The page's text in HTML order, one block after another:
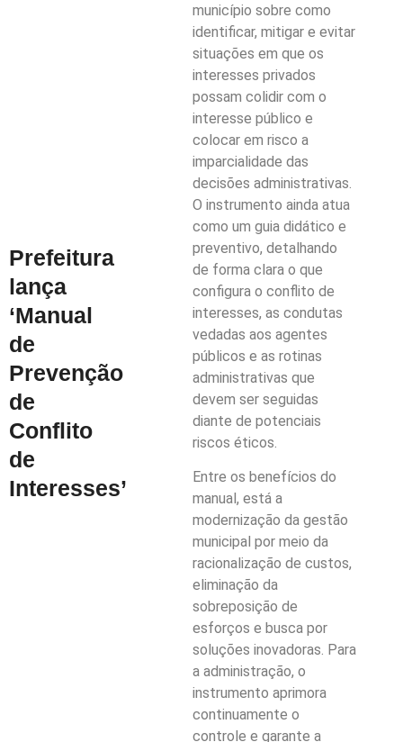
Prefeitura
lança
‘Manual
de
Prevenção
de
Conflito
de
Interesses’
município sobre como
identificar, mitigar e evitar
situações em que os
interesses privados
possam colidir com o
interesse público e
colocar em risco a
imparcialidade das
decisões administrativas.
O instrumento ainda atua
como um guia didático e
preventivo, detalhando
de forma clara o que
configura o conflito de
interesses, as condutas
vedadas aos agentes
públicos e as rotinas
administrativas que
devem ser seguidas
diante de potenciais
riscos éticos.
Entre os benefícios do
manual, está a
modernização da gestão
municipal por meio da
racionalização de custos,
eliminação da
sobreposição de
esforços e busca por
soluções inovadoras. Para
a administração, o
instrumento aprimora
continuamente o
controle e garante a